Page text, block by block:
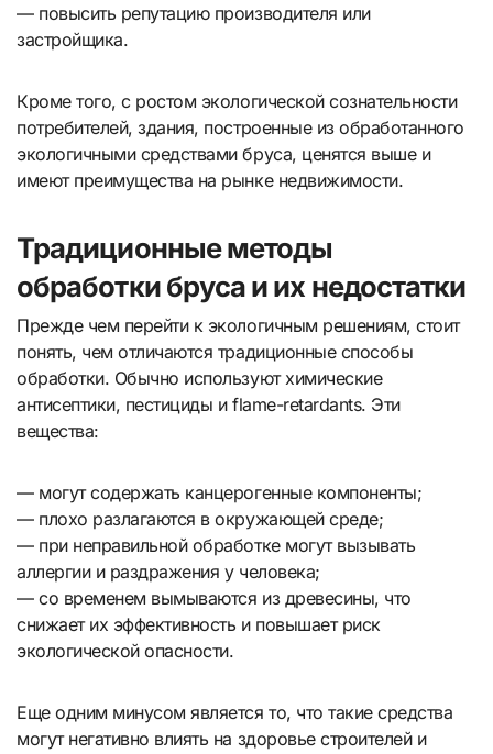
— повысить репутацию производителя или
застройщика.
Кроме того, с ростом экологической сознательности
потребителей, здания, построенные из обработанного
экологичными средствами бруса, ценятся выше и
имеют преимущества на рынке недвижимости.
Традиционные методы
обработки бруса и их недостатки
Прежде чем перейти к экологичным решениям, стоит
понять, чем отличаются традиционные способы
обработки. Обычно используют химические
антисептики, пестициды и flame-retardants. Эти
вещества:
— могут содержать канцерогенные компоненты;
— плохо разлагаются в окружающей среде;
— при неправильной обработке могут вызывать
аллергии и раздражения у человека;
— со временем вымываются из древесины, что
снижает их эффективность и повышает риск
экологической опасности.
Еще одним минусом является то, что такие средства
могут негативно влиять на здоровье строителей и